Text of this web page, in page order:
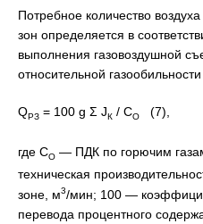
Потребное количество
зон определяется в
выполнения газовоздушной
относительной
QРЗ = 100 g Σ JК / CO (7),
где CO — ПДК по горючим
техническая
зоне, м3/мин; 100 —
перевода процентного